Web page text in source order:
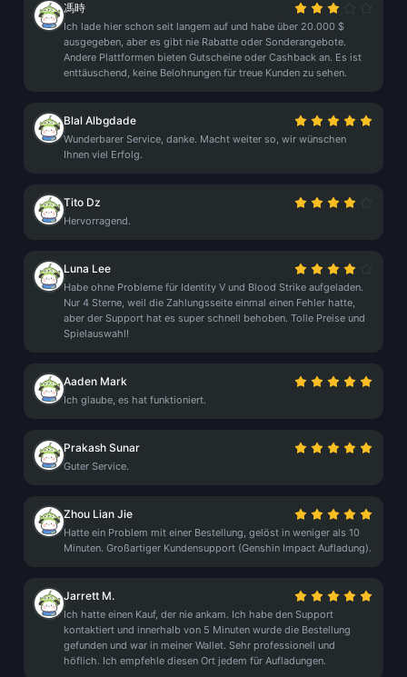
馮時
Ich lade hier schon seit langem auf und habe über 20.000 $
ausgegeben, aber es gibt nie Rabatte oder Sonderangebote.
Andere Plattformen bieten Gutscheine oder Cashback an. Es ist
enttäuschend, keine Belohnungen für treue Kunden zu sehen.
Blal Albgdade
Wunderbarer Service, danke. Macht weiter so, wir wünschen
Ihnen viel Erfolg.
Tito Dz
Hervorragend.
Luna Lee
Habe ohne Probleme für Identity V und Blood Strike aufgeladen.
Nur 4 Sterne, weil die Zahlungsseite einmal einen Fehler hatte,
aber der Support hat es super schnell behoben. Tolle Preise und
Spielauswahl!
Aaden Mark
Ich glaube, es hat funktioniert.
Prakash Sunar
Guter Service.
Zhou Lian Jie
Hatte ein Problem mit einer Bestellung, gelöst in weniger als 10
Minuten. Großartiger Kundensupport (Genshin Impact Aufladung).
Jarrett M.
Ich hatte einen Kauf, der nie ankam. Ich habe den Support
kontaktiert und innerhalb von 5 Minuten wurde die Bestellung
gefunden und war in meiner Wallet. Sehr professionell und
höflich. Ich empfehle diesen Ort jedem für Aufladungen.